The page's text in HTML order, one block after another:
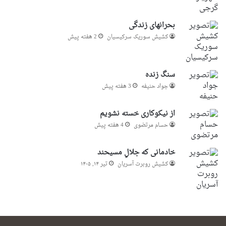
بحرانهای زندگی
کشیش سوریک سرکیسیان 2 هفته پیش
سنگ زنده
جواد حنیفه 3 هفته پیش
از نیکوکاری خسته نشویم
حسام مرتضوی 4 هفته پیش
خادمانی که جلالِ مسیحند
کشیش روبرت آسریان تیر ۱۴, ۱۴۰۵